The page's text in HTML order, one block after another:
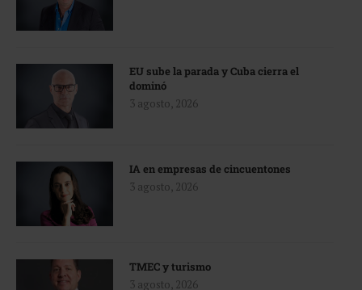
EU sube la parada y Cuba cierra el
dominó
3 agosto, 2026
IA en empresas de cincuentones
3 agosto, 2026
TMEC y turismo
3 agosto, 2026